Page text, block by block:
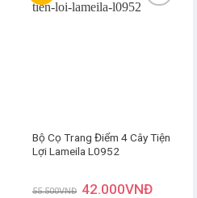
Bộ Cọ Trang Điểm 4 Cây Tiện
Lợi Lameila L0952
55.500VNĐ 42.000VNĐ